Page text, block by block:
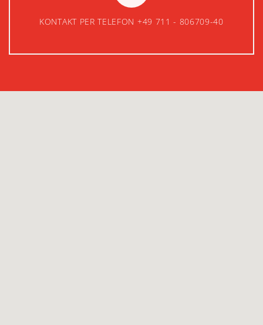
KONTAKT PER TELEFON +49 711 - 806709-40